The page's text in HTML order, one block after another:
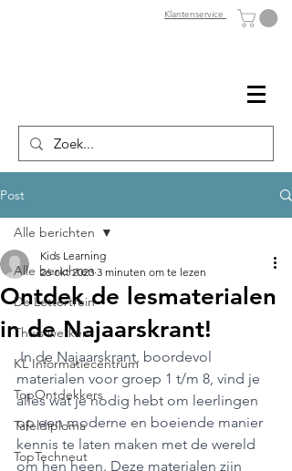
Klantenservice
Post
Alle berichten
De Lettertrein
Thuis werken
KL Informatiecentrum
TopOntdekkers
Tafeldiploma
TopTechneut
Alle berichten
Ontdek de lesmaterialen
in de Najaarskrant!
Kids Learning
26 okt 2023 3 minuten om te lezen
In de Najaarskrant, boordevol
materialen voor groep 1 t/m 8, vind je
alles wat je nodig hebt om leerlingen
op een moderne en boeiende manier
kennis te laten maken met de wereld
om hen heen. Deze materialen zijn